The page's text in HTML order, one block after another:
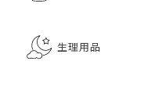
生理用品